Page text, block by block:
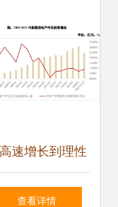
速增长到理性
调 物业管理行业
查看详情